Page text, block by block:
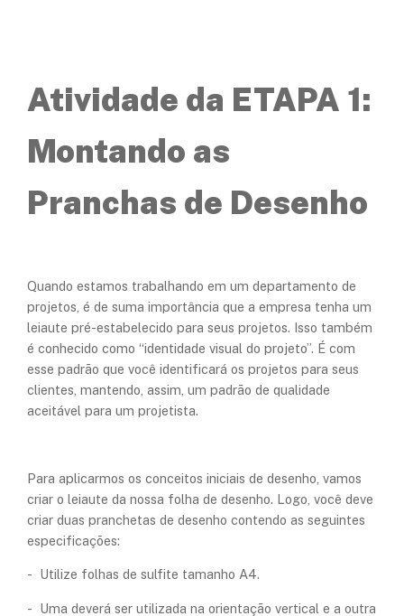
Atividade da ETAPA 1:
Montando as
Pranchas de Desenho
Quando estamos trabalhando em um departamento de
projetos, é de suma importância que a empresa tenha um
leiaute pré-estabelecido para seus projetos. Isso também
é conhecido como “identidade visual do projeto”. É com
esse padrão que você identificará os projetos para seus
clientes, mantendo, assim, um padrão de qualidade
aceitável para um projetista.
Para aplicarmos os conceitos iniciais de desenho, vamos
criar o leiaute da nossa folha de desenho. Logo, você deve
criar duas pranchetas de desenho contendo as seguintes
especificações:
- Utilize folhas de sulfite tamanho A4.
- Uma deverá ser utilizada na orientação vertical e a outra